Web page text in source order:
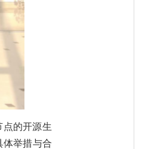
点的开源生
体举措与合